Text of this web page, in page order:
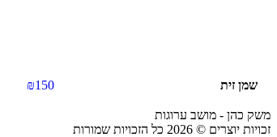
שמן זית ₪150
משק כהן - מושב ערוגות
זכויות יוצרים © 2026 כל הזכויות שמורות